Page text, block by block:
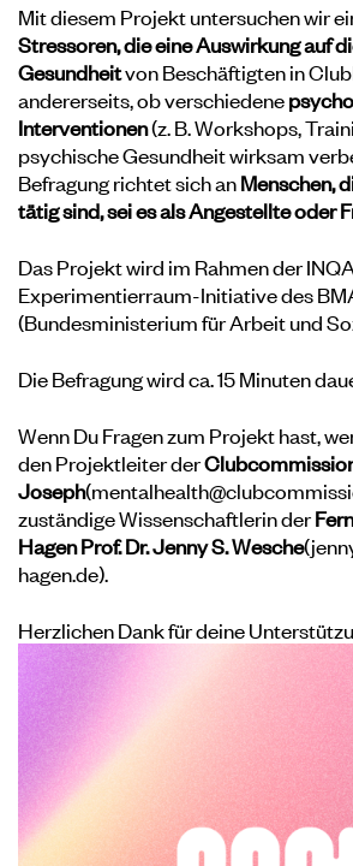
Mit diesem Projekt untersuchen wir
Stressoren, die eine Auswirkung auf
Gesundheitvon Beschäftigten in
andererseits, ob verschiedene
Interventionen(z. B. Workshops,
psychische Gesundheit wirksam
Befragung richtet sich anMenschen,
tätig sind, sei es als Angestellte oder
Das Projekt wird im Rahmen der
Experimentierraum-Initiative des
(Bundesministerium für Arbeit und
Die Befragung wird ca. 15 Minuten
Wenn Du Fragen zum Projekt hast,
den Projektleiter der
Joseph
zuständige Wissenschaftlerin der
Hagen Prof. Dr. Jenny S. Wesche
hagen.de).
Herzlichen Dank für deine